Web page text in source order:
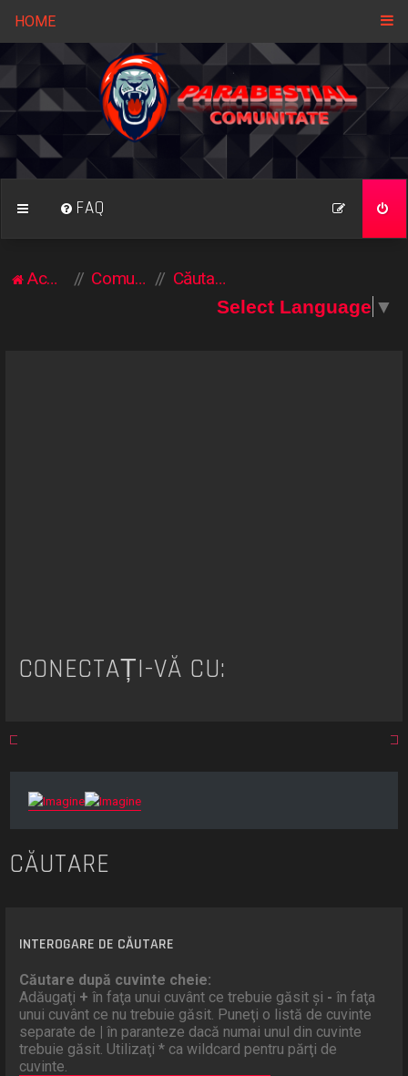
HOME
FAQ
Acasă Comunitate
Căutare
Select Language ▼
CONECTAȚI-VĂ CU:
CĂUTARE
INTEROGARE DE CĂUTARE
Căutare după cuvinte cheie:
Adăugaţi + în faţa unui cuvânt ce trebuie găsit şi - în faţa
unui cuvânt ce nu trebuie găsit. Puneţi o listă de cuvinte
separate de | în paranteze dacă numai unul din cuvinte
trebuie găsit. Utilizaţi * ca wildcard pentru părţi de
cuvinte.